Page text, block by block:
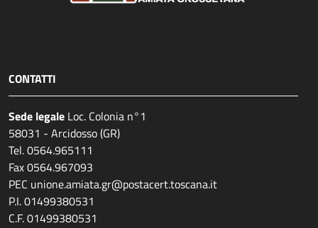
CONTATTI
Sede legale Loc. Colonia n°1
58031 - Arcidosso (GR)
Tel. 0564.965111
Fax 0564.967093
PEC unione.amiata.gr@postacert.toscana.it
P.I. 01499380531
C.F. 01499380531